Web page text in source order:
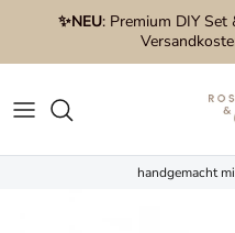
Direkt zum Inhalt
✨NEU: Premium DIY Set
handgemacht